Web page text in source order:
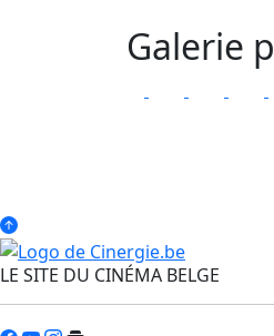
Galerie
LE SITE DU CINÉMA BELGE